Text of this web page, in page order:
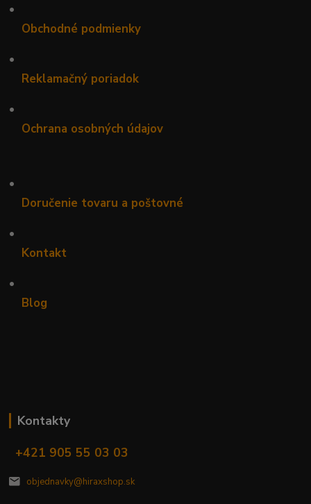
•
Obchodné podmienky
•
Reklamačný poriadok
•
Ochrana osobných údajov
•
Doručenie tovaru a poštovné
•
Kontakt
•
Blog
Kontakty
+421 905 55 03 03
objednavky@hiraxshop.sk